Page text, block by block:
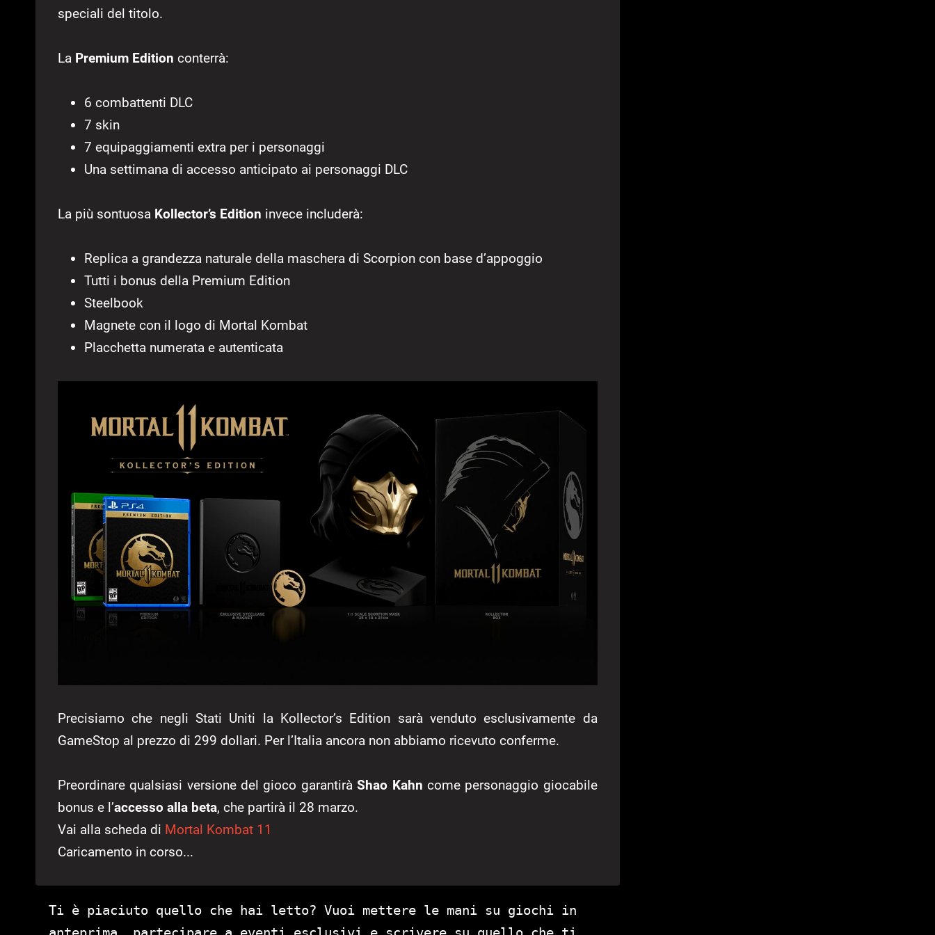
speciali del titolo.
La Premium Edition conterrà:
6 combattenti DLC
7 skin
7 equipaggiamenti extra per i personaggi
Una settimana di accesso anticipato ai personaggi DLC
La più sontuosa Kollector’s Edition invece includerà:
Replica a grandezza naturale della maschera di Scorpion con base d’appoggio
Tutti i bonus della Premium Edition
Steelbook
Magnete con il logo di Mortal Kombat
Placchetta numerata e autenticata
Precisiamo che negli Stati Uniti la Kollector’s Edition sarà venduto esclusivamente da
GameStop al prezzo di 299 dollari. Per l’Italia ancora non abbiamo ricevuto conferme.
Preordinare qualsiasi versione del gioco garantiràShao Kahn come personaggio giocabile
bonus e l’accesso alla beta, che partirà il 28 marzo.
Vai alla scheda di Mortal Kombat 11
Caricamento in corso...
Ti è piaciuto quello che hai letto? Vuoi mettere le mani su giochi in
anteprima, partecipare a eventi esclusivi e scrivere su quello che ti